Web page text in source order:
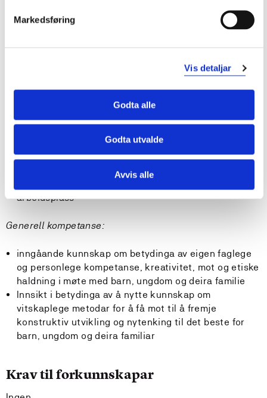
Markedsføring
Vis detaljar
Godta alle
Godta utvalde
Avvis alle
ved faget psykososialt arbeid med barn og unge
reflektere over egen praksis og kunne ta imot og gje
rettleiing til kollegaer og andre faggrupper.
analysere og kritisk vurdere ulike kunnskapskjelder,
og nytte kunnskapen til å strukturere og formulere
arbeidsplass
Generell kompetanse:
inngåande kunnskap om betydinga av eigen faglege
og personlege kompetanse, kreativitet, mot og etiske
haldning i møte med barn, ungdom og deira familie
Innsikt i betydinga av å nytte kunnskap om
vitskaplege metodar for å få mot til å fremje
konstruktiv utvikling og nytenking til det beste for
barn, ungdom og deira familiar
Krav til forkunnskapar